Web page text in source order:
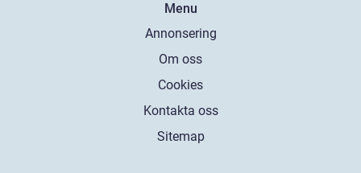
Menu
Annonsering
Om oss
Cookies
Kontakta oss
Sitemap